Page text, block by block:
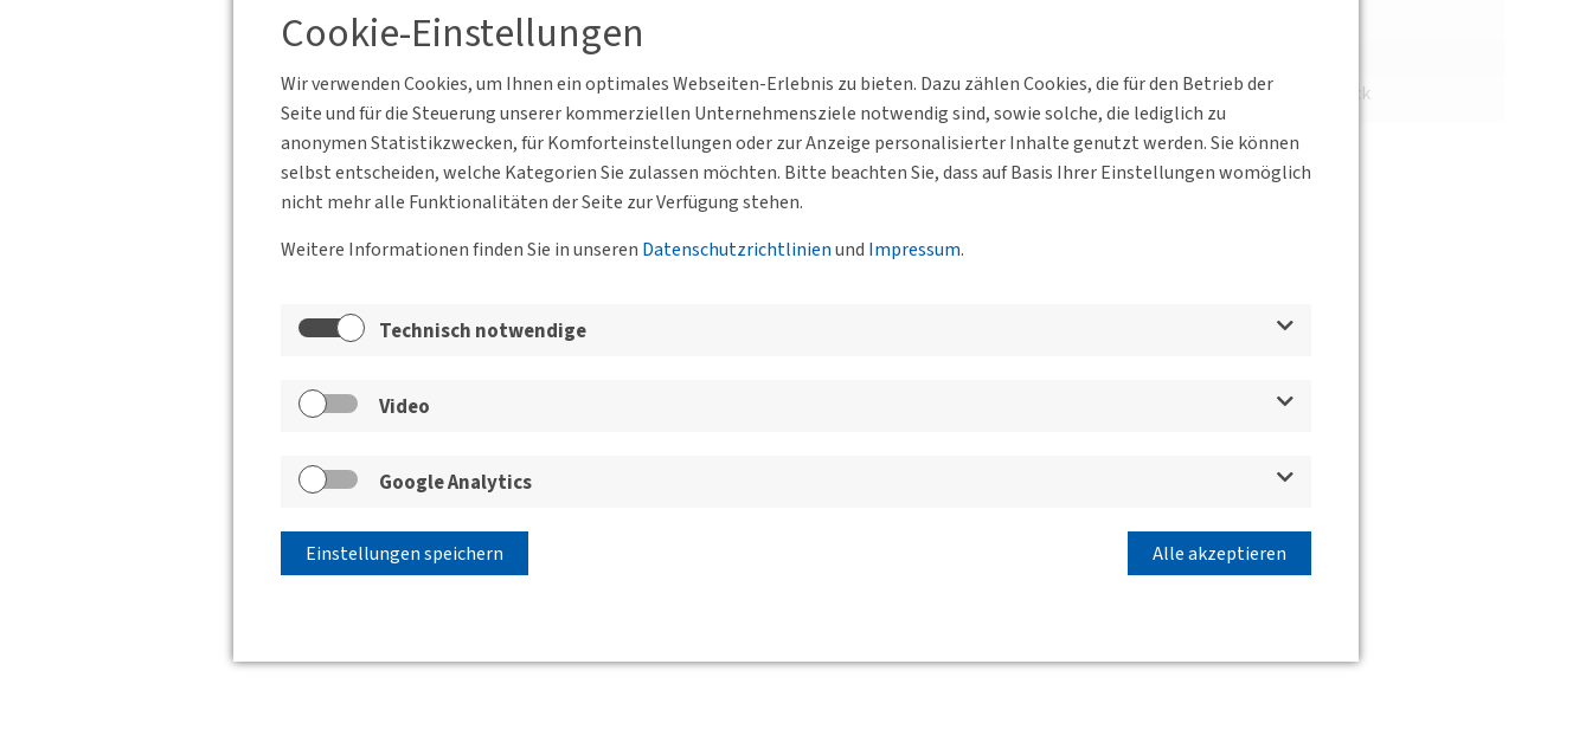
Cookie-Einstellungen
Wir verwenden Cookies, um Ihnen ein optimales Webseiten-Erlebnis zu bieten. Dazu zählen Cookies, die für den Betrieb der
Seite und für die Steuerung unserer kommerziellen Unternehmensziele notwendig sind, sowie solche, die lediglich zu
anonymen Statistikzwecken, für Komforteinstellungen oder zur Anzeige personalisierter Inhalte genutzt werden. Sie können
selbst entscheiden, welche Kategorien Sie zulassen möchten. Bitte beachten Sie, dass auf Basis Ihrer Einstellungen womöglich
nicht mehr alle Funktionalitäten der Seite zur Verfügung stehen.
Weitere Informationen finden Sie in unseren Datenschutzrichtlinienund Impressum.
Technisch notwendige
Video
Google Analytics
Einstellungen speichern Alle akzeptieren
Veranstaltungs-Rückblick